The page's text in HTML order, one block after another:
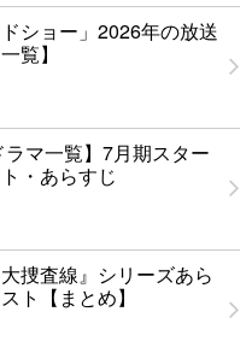
ドショー」2026年の放送
覧】
ラマ一覧】7月期スター
・あらすじ
捜査線』シリーズあら
ト【まとめ】